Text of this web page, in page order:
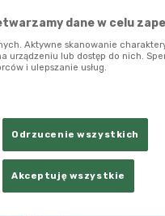
dane w celu
Aktywne skanowanie
lub dostęp do nich.
i ulepszanie usług.
Odrzucenie wszystkich
Akceptuję wszystkie